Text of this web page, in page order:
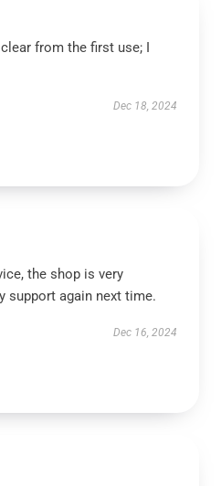
from the first use; I
Dec 18, 2024
the shop is very
support again next time.
Dec 16, 2024